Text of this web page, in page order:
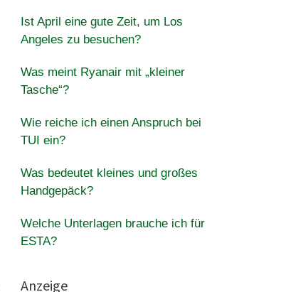
Ist April eine gute Zeit, um Los
Angeles zu besuchen?
Was meint Ryanair mit „kleiner
Tasche“?
Wie reiche ich einen Anspruch bei
TUI ein?
Was bedeutet kleines und großes
Handgepäck?
Welche Unterlagen brauche ich für
ESTA?
Anzeige